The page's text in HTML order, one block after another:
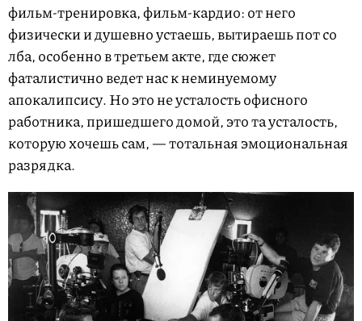
фильм-тренировка, фильм-кардио: от него
физически и душевно устаешь, вытираешь пот со
лба, особенно в третьем акте, где сюжет
фаталистично ведет нас к неминуемому
апокалипсису. Но это не усталость офисного
работника, пришедшего домой, это та усталость,
которую хочешь сам, — тотальная эмоциональная
разрядка.